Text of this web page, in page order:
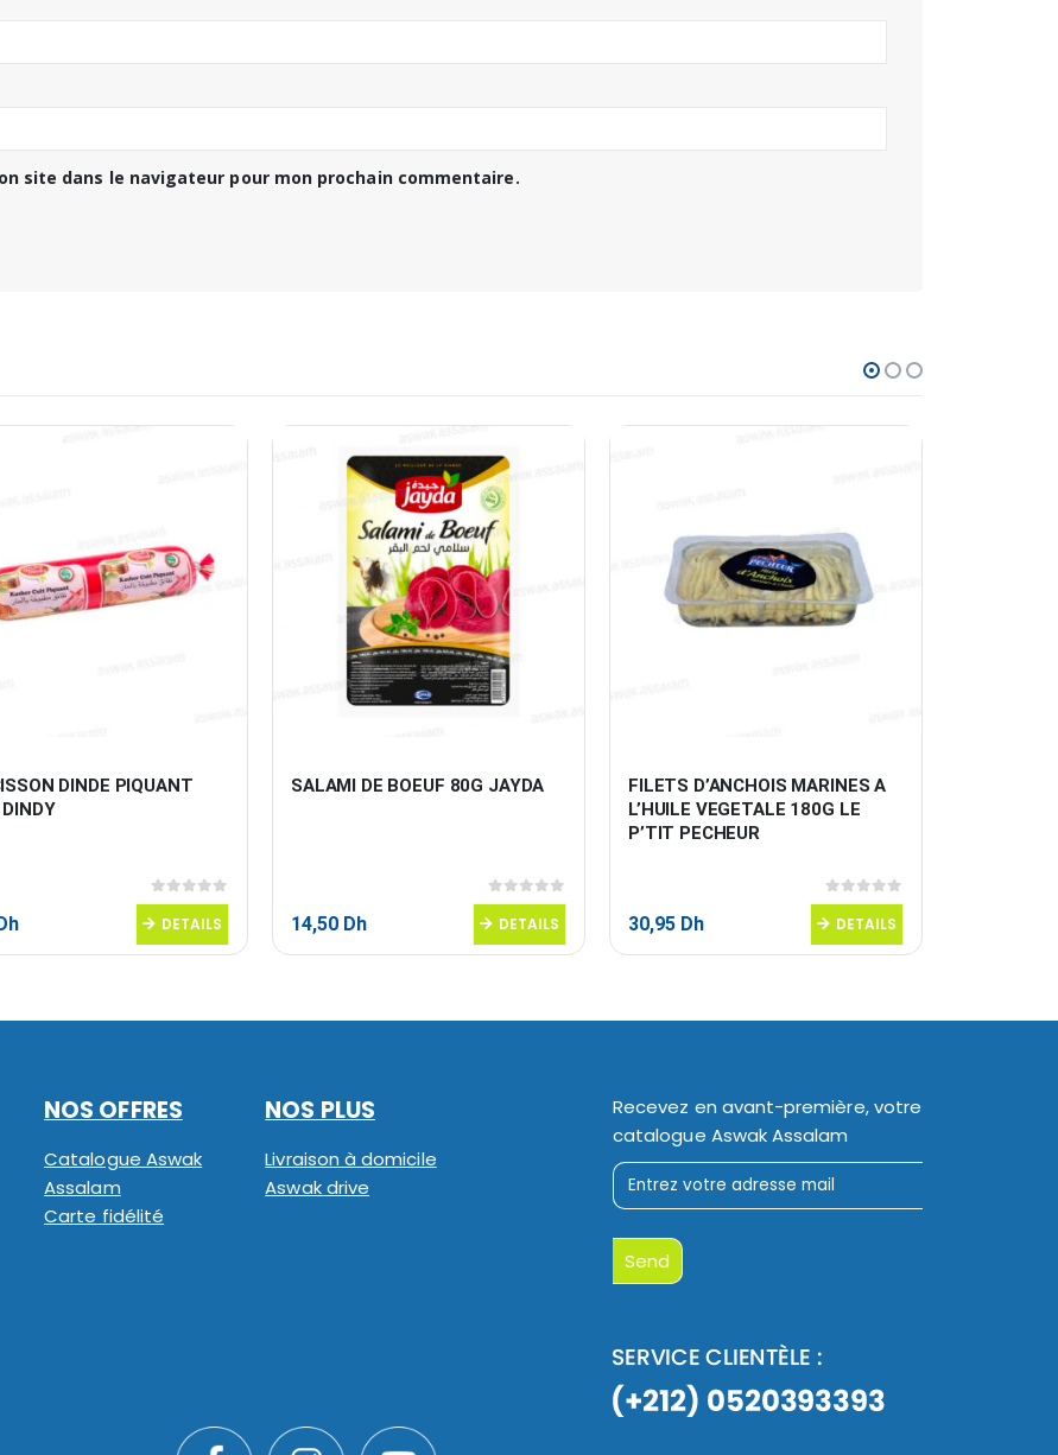
site dans le navigateur pour mon prochain commentaire.
DINDE PIQUANT
0sur 5
DETAILS
SALAMI DE BOEUF 80G JAYDA
0sur 5
14,50 Dh DETAILS
FILETS D’ANCHOIS MARINES A
L’HUILE VEGETALE 180G LE
P’TIT PECHEUR
0sur 5
30,95 Dh DETAILS
NOS OFFRES
Catalogue Aswak
Assalam
Carte fidélité
NOS PLUS
Livraison à domicile
Aswak drive
Recevez en avant-première, votre
catalogue Aswak Assalam